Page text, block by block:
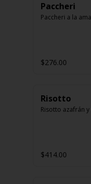
Paccheri
Paccheri a la
$276.00
Risotto
Risotto azafrán
$414.00